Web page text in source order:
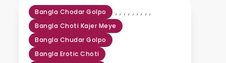
Bangla Chodar Golpo ,
Bangla Choti Kajer Meye
,
Bangla Chudar Golpo
,
Bangla Erotic Choti
, , ,, ,,